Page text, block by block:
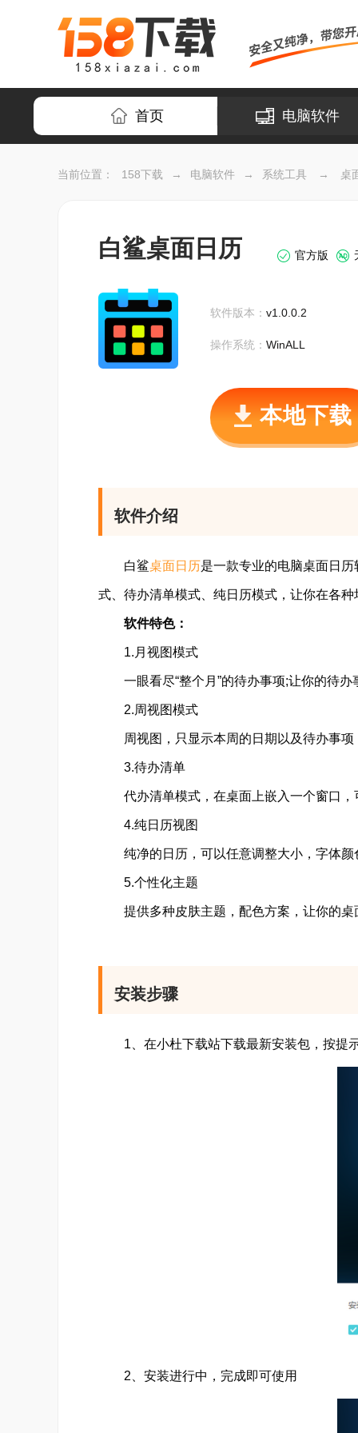
首页 电脑软件
当前位置： 158下载 → 电脑软件 → 系统工具 → 桌
白鲨桌面日历 官方版
软件版本： v1.0.0.2
操作系统： WinALL
本地下载
软件介绍
白鲨桌面日历是一款专业的电脑桌面日
式、待办清单模式、纯日历模式，让你在各
软件特色：
1.月视图模式
一眼看尽“整个月”的待办事项;让你的待办
2.周视图模式
周视图，只显示本周的日期以及待办事项
3.待办清单
代办清单模式，在桌面上嵌入一个窗口，
4.纯日历视图
纯净的日历，可以任意调整大小，字体颜
5.个性化主题
提供多种皮肤主题，配色方案，让你的桌
安装步骤
1、在小杜下载站下载最新安装包，按提
2、安装进行中，完成即可使用